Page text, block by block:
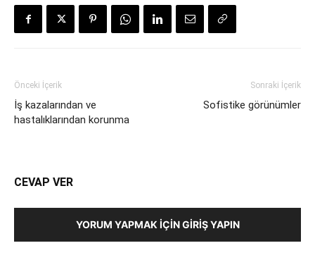
Önceki İçerik
İş kazalarından ve
hastalıklarından korunma
Sonraki İçerik
Sofistike görünümler
CEVAP VER
YORUM YAPMAK İÇIN GIRIŞ YAPIN